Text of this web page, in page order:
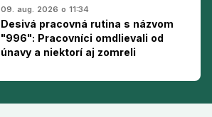
09. aug. 2026 o 11:34
Desivá pracovná rutina s názvom
"996": Pracovníci omdlievali od
únavy a niektorí aj zomreli